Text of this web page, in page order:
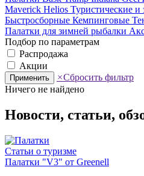
Maverick Helios Туристические и
Быстросборные Кемпинговые
Палатки для зимней рыбалки
Подбор по параметрам
Распродажа
Акции
Применить ×Сбросить фильтр
Ничего не найдено
Новости, статьи,
Статьи о туризме
Палатки "V3" от Greenell